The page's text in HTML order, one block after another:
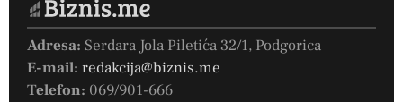
Adresa: Serdara Jola Piletića 32/1, Podgorica
E-mail: redakcija@biznis.me
Telefon: 069/901-666